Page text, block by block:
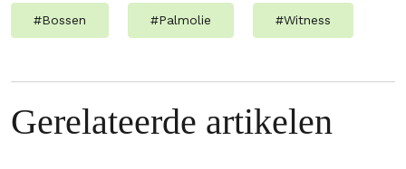
#Bossen #Palmolie #Witness
Gerelateerde artikelen